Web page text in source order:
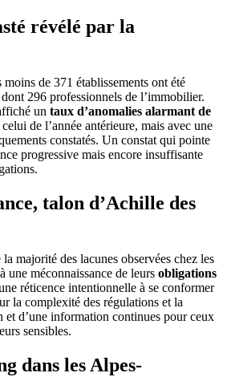
révélé par la
de 371 établissements ont été
296 professionnels de l’immobilier.
un taux d’anomalies alarmant de
de l’année antérieure, mais avec une
constatés. Un constat qui pointe
progressive mais encore insuffisante
talon d’Achille des
majorité des lacunes observées chez les
une méconnaissance de leurs obligations
réticence intentionnelle à se conformer
la complexité des régulations et la
et d’une information continues pour ceux
sensibles.
dans les Alpes-